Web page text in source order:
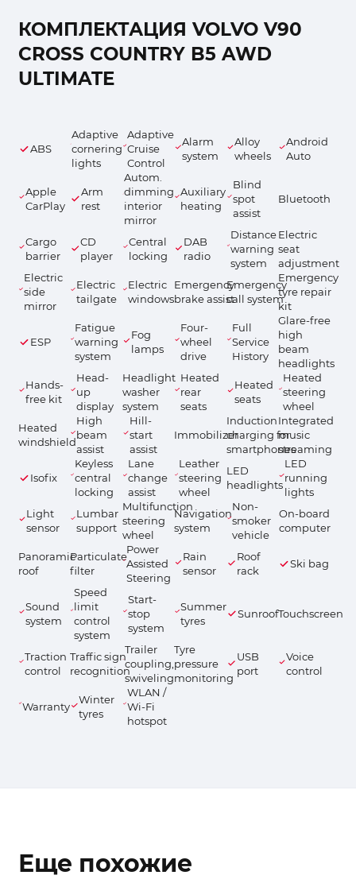
КОМПЛЕКТАЦИЯ VOLVO V90
CROSS COUNTRY B5 AWD
ULTIMATE
ABS
Adaptive
cornering
lights
Adaptive
Cruise
Control
Alarm
system
Alloy
wheels
Android
Auto
Apple
CarPlay
Arm
rest
Autom.
dimming
interior
mirror
Auxiliary
heating
Blind
spot
assist
Bluetooth
Cargo
barrier
CD
player
Central
locking
DAB
radio
Distance
warning
system
Electric
seat
adjustment
Electric
side
mirror
Electric
tailgate
Electric
windows
Emergency
brake assist
Emergency
call system
Emergency
tyre repair
kit
ESP
Fatigue
warning
system
Fog
lamps
Four-
wheel
drive
Full
Service
History
Glare-free
high
beam
headlights
Hands-
free kit
Head-
up
display
Headlight
washer
system
Heated
rear
seats
Heated
seats
Heated
steering
wheel
Heated
windshield
High
beam
assist
Hill-
start
assist
Immobilizer
Induction
charging for
smartphones
Integrated
music
streaming
Isofix
Keyless
central
locking
Lane
change
assist
Leather
steering
wheel
LED
headlights
LED
running
lights
Light
sensor
Lumbar
support
Multifunction
steering
wheel
Navigation
system
Non-
smoker
vehicle
On-board
computer
Panoramic
roof
Particulate
filter
Power
Assisted
Steering
Rain
sensor
Roof
rack
Ski bag
Sound
system
Speed
limit
control
system
Start-
stop
system
Summer
tyres
SunroofTouchscreen
Traction
control
Traffic sign
recognition
Trailer
coupling,
swiveling
Tyre
pressure
monitoring
USB
port
Voice
control
Warranty
Winter
tyres
WLAN /
Wi-Fi
hotspot
Еще похожие